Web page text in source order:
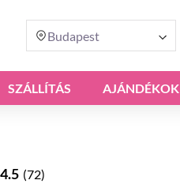
Budapest
SZÁLLÍTÁS AJÁNDÉKOK
4.5 (72)